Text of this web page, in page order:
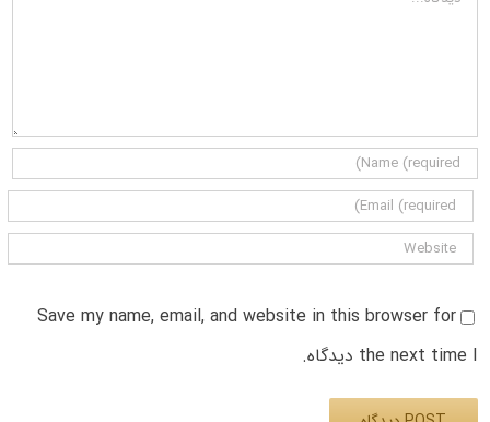
Save my name, email, and website in this browser for
the next time I دیدگاه.